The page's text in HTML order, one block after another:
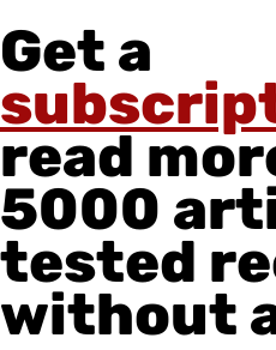
Get a
read
5000
tested
without